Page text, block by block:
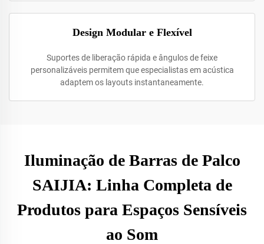
Design Modular e Flexível
Suportes de liberação rápida e ângulos de feixe
personalizáveis permitem que especialistas em acústica
adaptem os layouts instantaneamente.
Iluminação de Barras de Palco
SAIJIA: Linha Completa de
Produtos para Espaços Sensíveis
ao Som